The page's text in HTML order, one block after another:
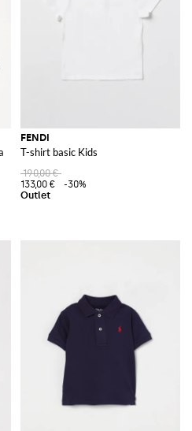
FENDI
T-shirt basic Kids
190,00 €
133,00 €
-30%